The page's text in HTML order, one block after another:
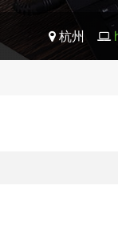
杭州